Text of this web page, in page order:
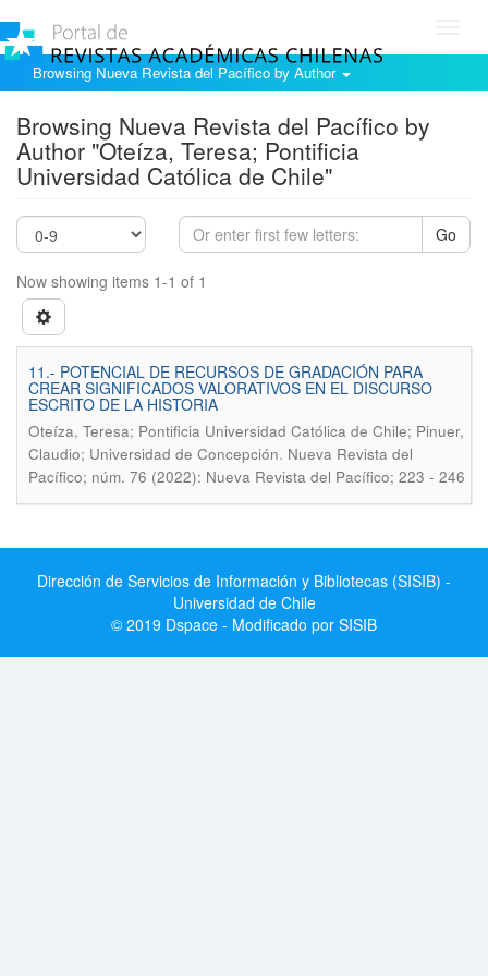
Browsing Nueva Revista del Pacífico by Author
Browsing Nueva Revista del Pacífico by
Author "Oteíza, Teresa; Pontificia
Universidad Católica de Chile"
Go
Now showing items 1-1 of 1
11.- POTENCIAL DE RECURSOS DE GRADACIÓN PARA
CREAR SIGNIFICADOS VALORATIVOS EN EL DISCURSO
ESCRITO DE LA HISTORIA
Oteíza, Teresa; Pontificia Universidad Católica de Chile; Pinuer,
Claudio; Universidad de Concepción. Nueva Revista del
Pacífico; núm. 76 (2022): Nueva Revista del Pacífico; 223 - 246
Dirección de Servicios de Información y Bibliotecas (SISIB) -
Universidad de Chile
© 2019 Dspace - Modificado por SISIB